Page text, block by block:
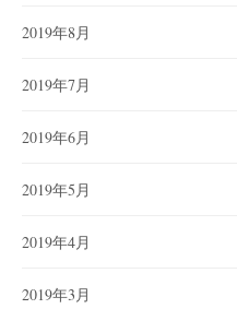
2019年8月
2019年7月
2019年6月
2019年5月
2019年4月
2019年3月